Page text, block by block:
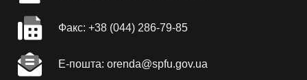
Факc: +38 (044) 286-79-85
Е-пошта: orenda@spfu.gov.ua